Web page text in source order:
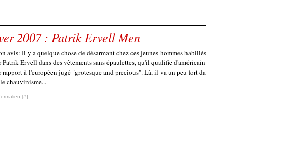
2007 : Patrik Ervell Men
avis: Il y a quelque chose de désarmant chez ces jeunes hommes habillés
Patrik Ervell dans des vêtements sans épaulettes, qu'il qualifie d'américain
rapport à l'européen jugé "grotesque and precious". Là, il va un peu fort da
chauvinisme...
[#]